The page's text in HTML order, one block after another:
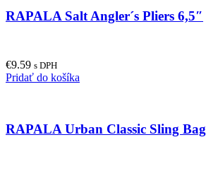
RAPALA Salt Angler´s Pliers 6,5″
€9.59 s DPH
Pridať do košíka
RAPALA Urban Classic Sling Bag